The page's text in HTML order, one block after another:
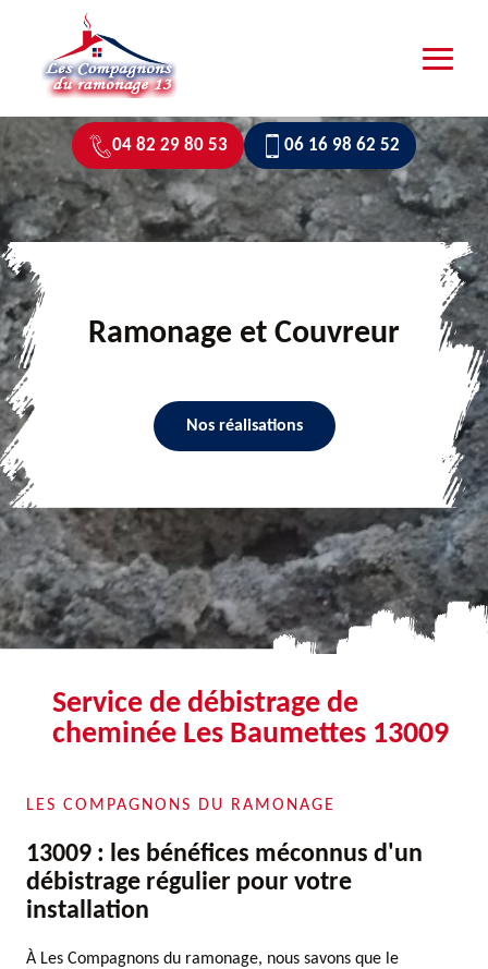
04 82 29 80 53 06 16 98 62 52
Ramonage et Couvreur
Nos réalisations
Service de débistrage de
cheminée Les Baumettes 13009
LES COMPAGNONS DU RAMONAGE
13009 : les bénéfices méconnus d'un
débistrage régulier pour votre
installation
À Les Compagnons du ramonage, nous savons que le